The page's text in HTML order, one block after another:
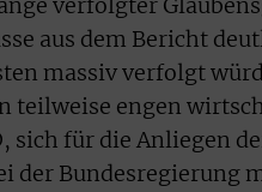
verfolgter
aus dem Bericht
massiv verfolgt
teilweise engen
sich für die Anliegen
der Bundesregierung